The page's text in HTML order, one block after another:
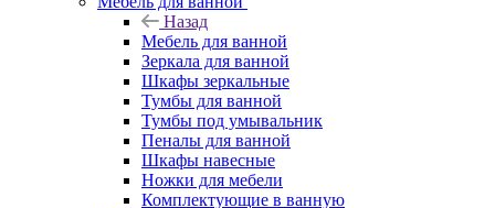
Назад
Мебель для ванной
Зеркала для ванной
Шкафы зеркальные
Тумбы для ванной
Тумбы под умывальник
Пеналы для ванной
Шкафы навесные
Ножки для мебели
Комплектующие в ванную